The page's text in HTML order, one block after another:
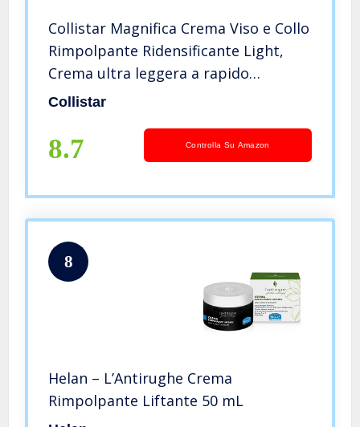
Collistar Magnifica Crema Viso e Collo
Rimpolpante Ridensificante Light,
Crema ultra leggera a rapido
assorbimento che riduce le rughe,
siliconi, 50 ml
Collistar
8.7 Controlla Su Amazon
8
Helan – L’Antirughe Crema
Rimpolpante Liftante 50 mL